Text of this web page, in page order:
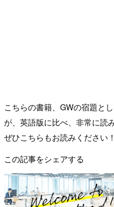
こちらの書籍、GWの宿題と
が、英語版に比べ、非常に読
ぜひこちらもお読みください！
この記事をシェアする